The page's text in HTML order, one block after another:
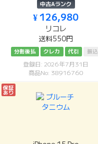
中古Aランク
¥ 126,980
リコレ
送料550円
分割後払 クレカ 代引 振込
登録日: 2026年7月31日
商品No: 38916760
保証
あり